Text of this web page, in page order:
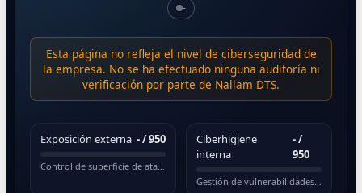
-
Esta página no refleja el nivel de ciberseguridad de
la empresa. No se ha efectuado ninguna auditoría ni
verificación por parte de Nallam DTS.
Exposición externa -/ 950
Control de superficie de ataque pública
Ciberhigiene
interna
-/
950
Gestión de vulnerabilidades y actualizaciones